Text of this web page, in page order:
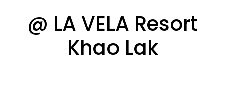
@ LA VELA Resort
Khao Lak